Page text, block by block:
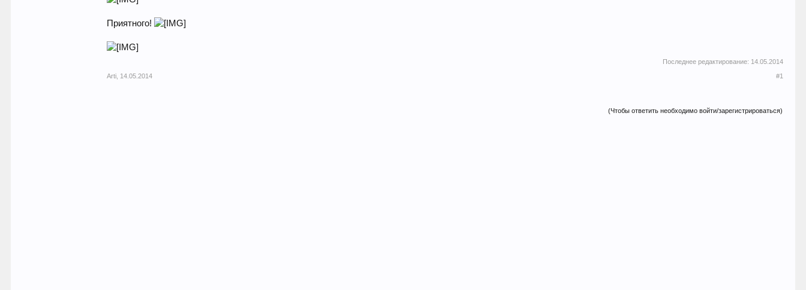
Приятного!
Последнее редактирование: 14.05.2014
Arti 14.05.2014 #1
(Чтобы ответить необходимо войти/зарегистрироваться)